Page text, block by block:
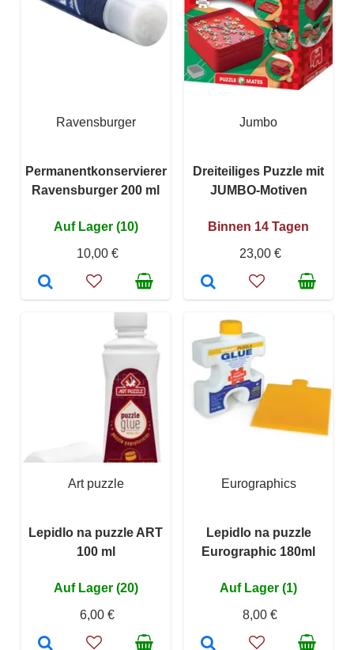
Ravensburger
Permanentkonservierer
Ravensburger 200 ml
Auf Lager (10)
10,00 €
Jumbo
Dreiteiliges Puzzle mit
JUMBO-Motiven
Binnen 14 Tagen
23,00 €
Art puzzle
Lepidlo na puzzle ART
100 ml
Auf Lager (20)
6,00 €
Eurographics
Lepidlo na puzzle
Eurographic 180ml
Auf Lager (1)
8,00 €